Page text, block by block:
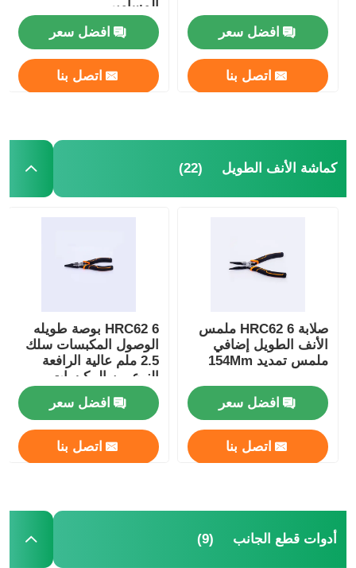
افضل سعر
اتصل بنا
المسامير
افضل سعر
اتصل بنا
كماشة الأنف الطويل (22)
صلابة HRC62 6 ملمس
الأنف الطويل إضافي
ملمس تمديد 154Mm
افضل سعر
اتصل بنا
HRC62 6 بوصة طويله
الوصول المكبسات سلك
2.5 ملم عالية الرافعة
النوع من المكبسات
الأنف
افضل سعر
اتصل بنا
أدوات قطع الجانب (9)